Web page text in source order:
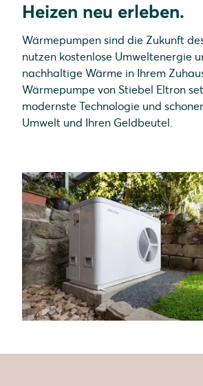
Heizen neu erleben.
Wärmepumpen sind die Zukunft
nutzen kostenlose Umweltenergie
nachhaltige Wärme in Ihrem
Wärmepumpe von Stiebel Eltron
modernste Technologie und
Umwelt und Ihren Geldbeutel.